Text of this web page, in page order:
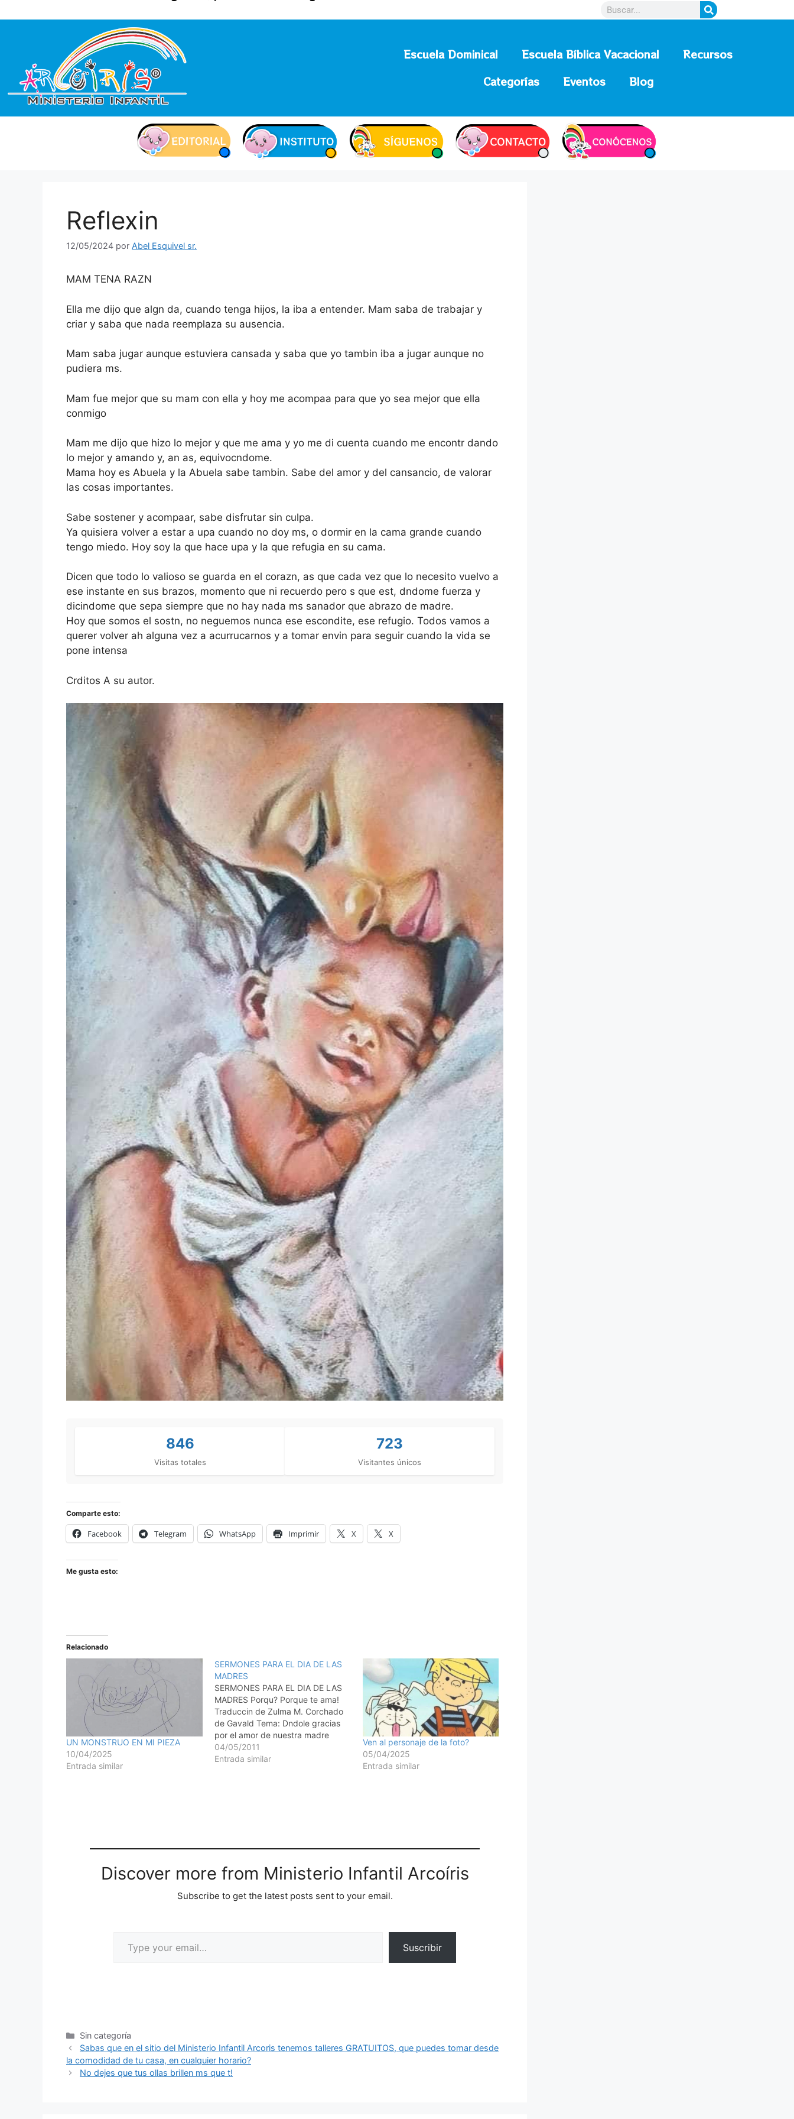
Escuela Dominical Escuela Bíblica Vacacional
Recursos
Categorías
Eventos Blog
Reflexin
12/05/2024 por Abel Esquivel sr.
MAM TENA RAZN
Ella me dijo que algn da, cuando tenga hijos, la iba a entender. Mam saba de trabajar y
criar y saba que nada reemplaza su ausencia.
Mam saba jugar aunque estuviera cansada y saba que yo tambin iba a jugar aunque no
pudiera ms.
Mam fue mejor que su mam con ella y hoy me acompaa para que yo sea mejor que ella
conmigo
Mam me dijo que hizo lo mejor y que me ama y yo me di cuenta cuando me encontr dando
lo mejor y amando y, an as, equivocndome.
Mama hoy es Abuela y la Abuela sabe tambin. Sabe del amor y del cansancio, de valorar
las cosas importantes.
Sabe sostener y acompaar, sabe disfrutar sin culpa.
Ya quisiera volver a estar a upa cuando no doy ms, o dormir en la cama grande cuando
tengo miedo. Hoy soy la que hace upa y la que refugia en su cama.
Dicen que todo lo valioso se guarda en el corazn, as que cada vez que lo necesito vuelvo a
ese instante en sus brazos, momento que ni recuerdo pero s que est, dndome fuerza y
dicindome que sepa siempre que no hay nada ms sanador que abrazo de madre.
Hoy que somos el sostn, no neguemos nunca ese escondite, ese refugio. Todos vamos a
querer volver ah alguna vez a acurrucarnos y a tomar envin para seguir cuando la vida se
pone intensa
Crditos A su autor.
846
Visitas totales
723
Visitantes únicos
Comparte esto:
Facebook Telegram WhatsApp Imprimir X X
Me gusta esto:
Relacionado
UN MONSTRUO EN MI PIEZA
10/04/2025
Entrada similar
SERMONES PARA EL DIA DE LAS
MADRES
SERMONES PARA EL DIA DE LAS
MADRES Porqu? Porque te ama!
Traduccin de Zulma M. Corchado
de Gavald Tema: Dndole gracias
por el amor de nuestra madre
Objeto: Una caja de avena, un
libro, un reloj, jabn para lavar
04/05/2011
Entrada similar
Ven al personaje de la foto?
05/04/2025
Entrada similar
Discover more from Ministerio Infantil Arcoíris
Subscribe to get the latest posts sent to your email.
Suscribir
Sin categoría
Sabas que en el sitio del Ministerio Infantil Arcoris tenemos talleres GRATUITOS, que puedes tomar desde
la comodidad de tu casa, en cualquier horario?
No dejes que tus ollas brillen ms que t!